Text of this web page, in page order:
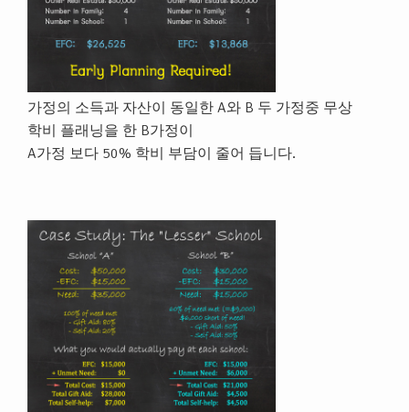
가정의 소득과 자산이 동일한 A와 B 두 가정중 무상
학비 플래닝을 한 B가정이
A가정 보다 50% 학비 부담이 줄어 듭니다.